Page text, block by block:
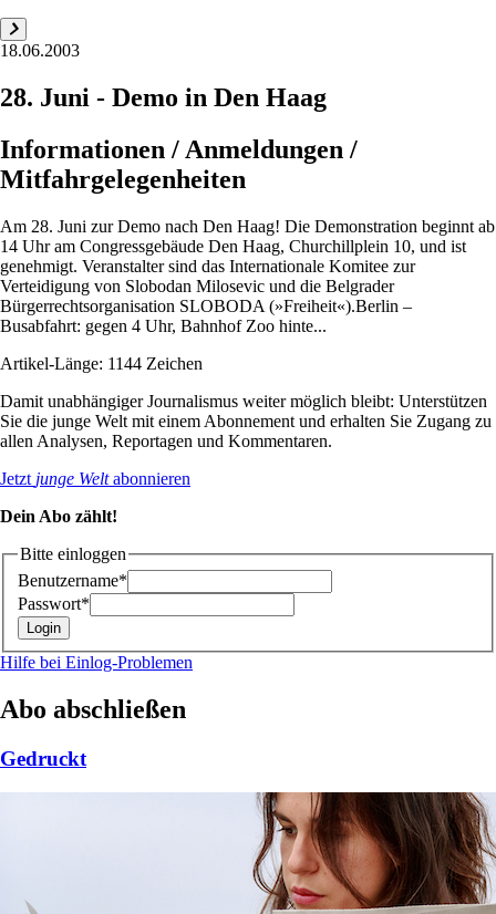
18.06.2003
28. Juni - Demo in Den Haag
Informationen / Anmeldungen /
Mitfahrgelegenheiten
Am 28. Juni zur Demo nach Den Haag! Die Demonstration beginnt ab
14 Uhr am Congressgebäude Den Haag, Churchillplein 10, und ist
genehmigt. Veranstalter sind das Internationale Komitee zur
Verteidigung von Slobodan Milosevic und die Belgrader
Bürgerrechtsorganisation SLOBODA (»Freiheit«).Berlin –
Busabfahrt: gegen 4 Uhr, Bahnhof Zoo hinte...
Artikel-Länge: 1144 Zeichen
Damit unabhängiger Journalismus weiter möglich bleibt: Unterstützen
Sie die junge Welt mit einem Abonnement und erhalten Sie Zugang zu
allen Analysen, Reportagen und Kommentaren.
Jetzt junge Weltabonnieren
Dein Abo zählt!
Bitte einloggen
Benutzername*
Passwort*
Hilfe bei Einlog-Problemen
Abo abschließen
Gedruckt